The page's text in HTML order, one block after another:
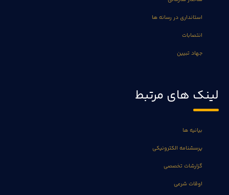
استانداری در رسانه ها
انتصابات
جهاد تبیین
لینک های مرتبط
بیانیه ها
پرسشنامه الکترونیکی
گزارشات تخصصی
اوقات شرعی